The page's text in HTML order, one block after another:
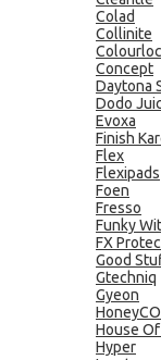
Colad
Collinite
Concept
Daytona
Dodo
Evoxa
Finish
Flex
Flexipads
Foen
Fresso
Funky
FX
Good
Gtechniq
Gyeon
House
Hyper